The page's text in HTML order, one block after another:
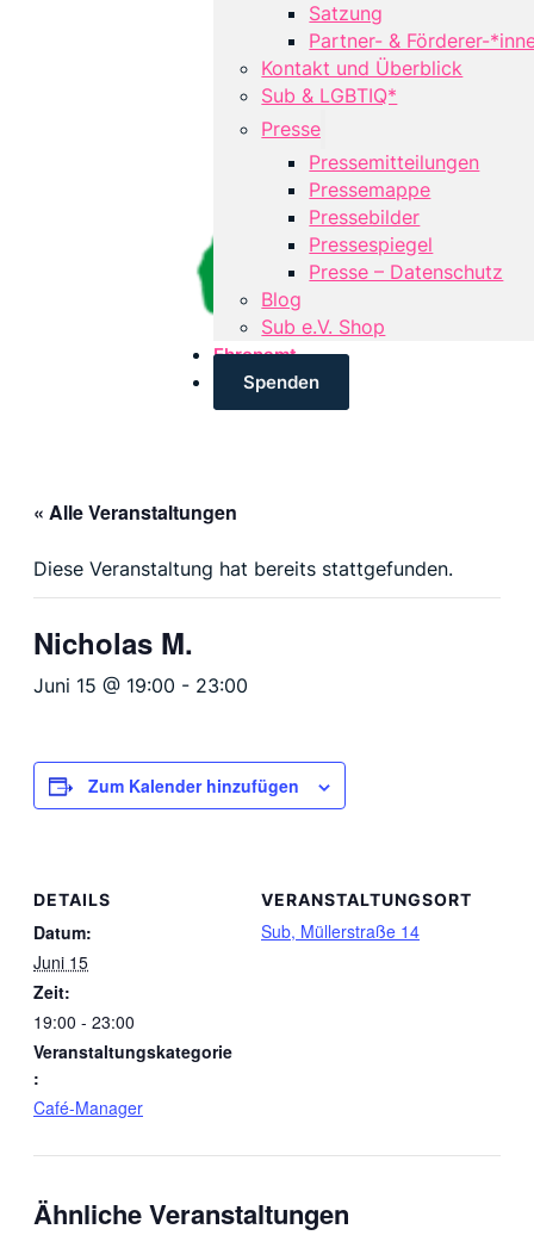
Satzung
Partner- & Förderer-
Kontakt und Überblick
Sub & LGBTIQ*
Presse
Pressemitteilungen
Pressemappe
Pressebilder
Pressespiegel
Presse – Datenschutz
Blog
Sub e.V. Shop
Ehrenamt
Spenden
« Alle Veranstaltungen
Diese Veranstaltung hat bereits stattgefunden.
Nicholas M.
Juni 15 @ 19:00 - 23:00
Zum Kalender hinzufügen
DETAILS
Datum:
Juni 15
Zeit:
19:00 - 23:00
Veranstaltungskategorie
:
Café-Manager
VERANSTALTUNGSORT
Sub, Müllerstraße 14
Ähnliche Veranstaltungen